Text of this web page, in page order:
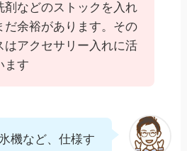
剤などのストックを入れ
だ余裕があります。その
はアクセサリー入れに活
ます
機など、仕様す